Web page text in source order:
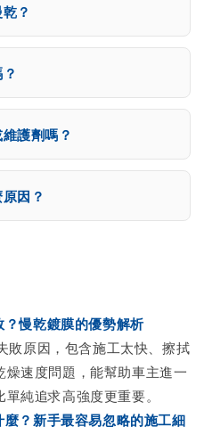
？
護劑嗎？
因？
慢乾鍍膜的優勢解析
敗原因，包含施工太快、擦拭
速度問題，能幫助車主進一
純追求高強度更重要。
？新手最容易忽略的施工細